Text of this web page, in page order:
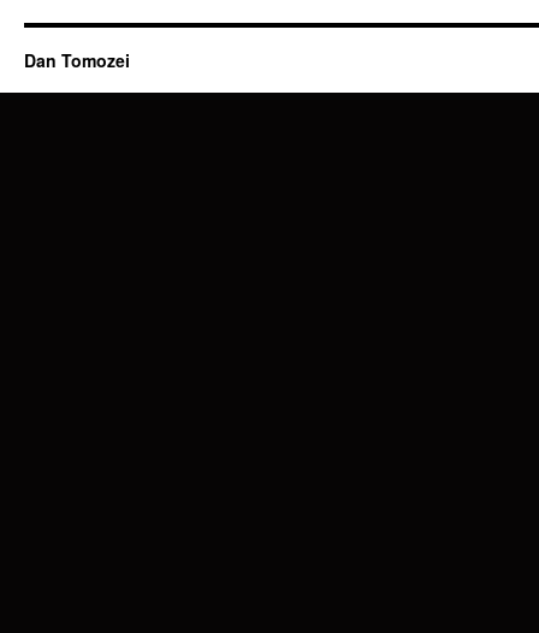
Dan Tomozei